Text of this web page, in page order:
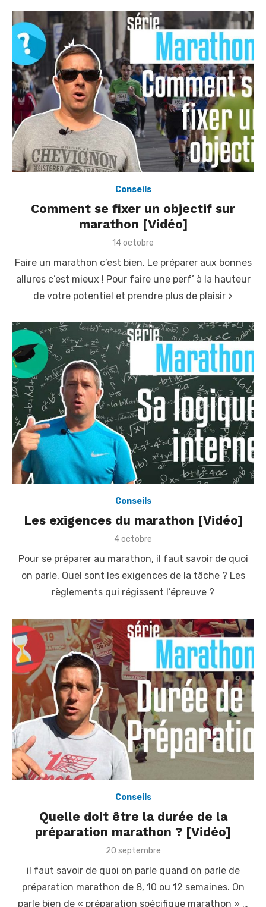
Conseils
Comment se fixer un objectif sur
marathon [Vidéo]
P
s
t
e
14 octobre
Faire un marathon c’est bien. Le préparer aux bonnes
allures c’est mieux ! Pour faire une perf’ à la hauteur
de votre potentiel et prendre plus de plaisir >
Conseils
Les exigences du marathon [Vidéo]
P
s
e
d
4 octobre
Pour se préparer au marathon, il faut savoir de quoi
on parle. Quel sont les exigences de la tâche ? Les
règlements qui régissent l’épreuve ?
Conseils
Quelle doit être la durée de la
préparation marathon ? [Vidéo]
P
s
e
d
20 septembre
il faut savoir de quoi on parle quand on parle de
préparation marathon de 8, 10 ou 12 semaines. On
parle bien de « préparation spécifique marathon » …